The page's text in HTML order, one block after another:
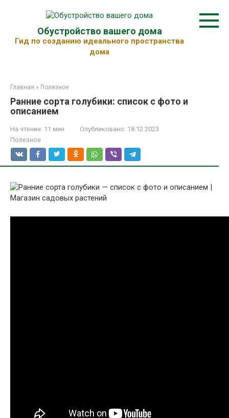
Обустройство вашего дома
Гид по созданию идеального пространства
дома
Главная » Полезное
Ранние сорта голубики: список с фото и
описанием
На чтение: 11 мин Опубликовано: 18.12.2023
Полезное